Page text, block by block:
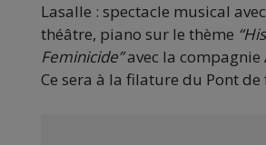
Lasalle : spectacle musical
théâtre, piano sur le thème
Feminicide”avec la
Ce sera à la filature du Pont de